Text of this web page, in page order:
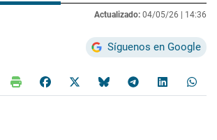
Actualizado: 04/05/26 | 14:36
Síguenos en Google